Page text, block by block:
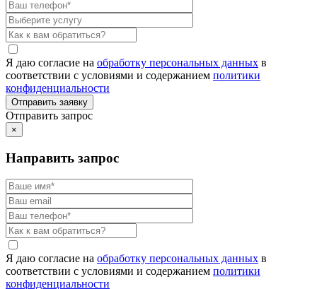
Я даю согласие на обработку персональных данных в
соответствии с условиями и содержанием политики
конфиденциальности
Отправить запрос
×
Направить запрос
Я даю согласие на обработку персональных данных в
соответствии с условиями и содержанием политики
конфиденциальности